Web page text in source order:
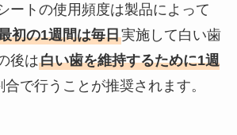
ートの使用頻度は製品によって
初の1週間は毎日実施して白い歯
後は白い歯を維持するために1週
合で行うことが推奨されます。